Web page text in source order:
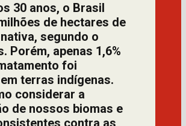
30 anos, o Brasil
de hectares de
segundo o
Porém, apenas 1,6%
foi
terras indígenas.
considerar a
de nossos biomas e
contra as